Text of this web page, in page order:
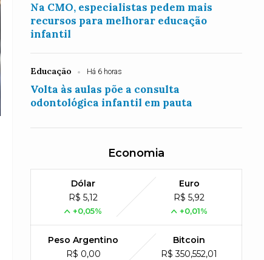
Na CMO, especialistas pedem mais
recursos para melhorar educação
infantil
Educação Há 6 horas
Volta às aulas põe a consulta
odontológica infantil em pauta
Economia
Dólar
R$ 5,12
+0,05%
Euro
R$ 5,92
+0,01%
Peso Argentino
R$ 0,00
Bitcoin
R$ 350,552,01